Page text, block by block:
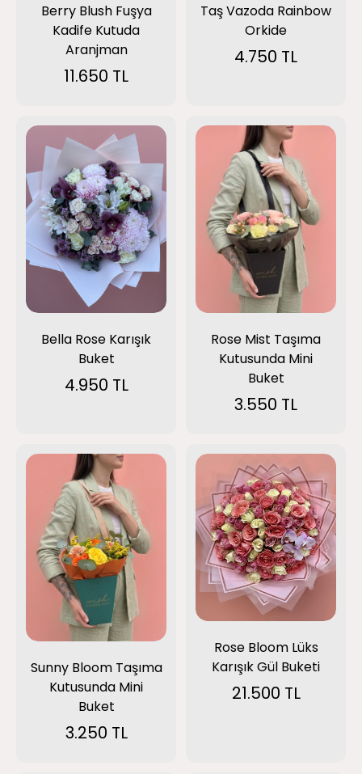
Berry Blush Fuşya
Kadife Kutuda
Aranjman
11.650 TL
Taş Vazoda Rainbow
Orkide
4.750 TL
Bella Rose Karışık
Buket
4.950 TL
Rose Mist Taşıma
Kutusunda Mini
Buket
3.550 TL
Sunny Bloom Taşıma
Kutusunda Mini
Buket
3.250 TL
Rose Bloom Lüks
Karışık Gül Buketi
21.500 TL